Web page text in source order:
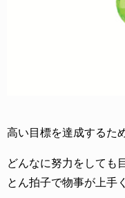
高い目標を達成するた
どんなに努力をしても
とん拍子で物事が上手